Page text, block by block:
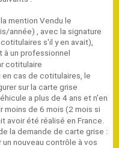
mention Vendu le
année) , avec la signature
s'il y en avait),
à un professionnel
cotitulaire
en cas de cotitulaires, le
sur la carte grise
a plus de 4 ans et n'en
moins de 6 mois (2 mois si
avoir été réalisé en France.
la demande de carte grise :
nouveau contrôle à vos